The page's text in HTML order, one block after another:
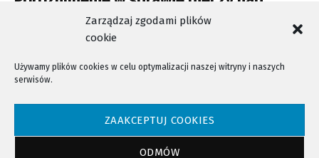
Zarządzaj zgodami plików
cookie
Używamy plików cookies w celu optymalizacji naszej witryny i naszych
serwisów.
ZAAKCEPTUJ COOKIES
ODMÓW
lasami prywatnymi
NTV - Nasza Telewizja Sądecka © 2023 Wszystkie prawa zastrzeżone!